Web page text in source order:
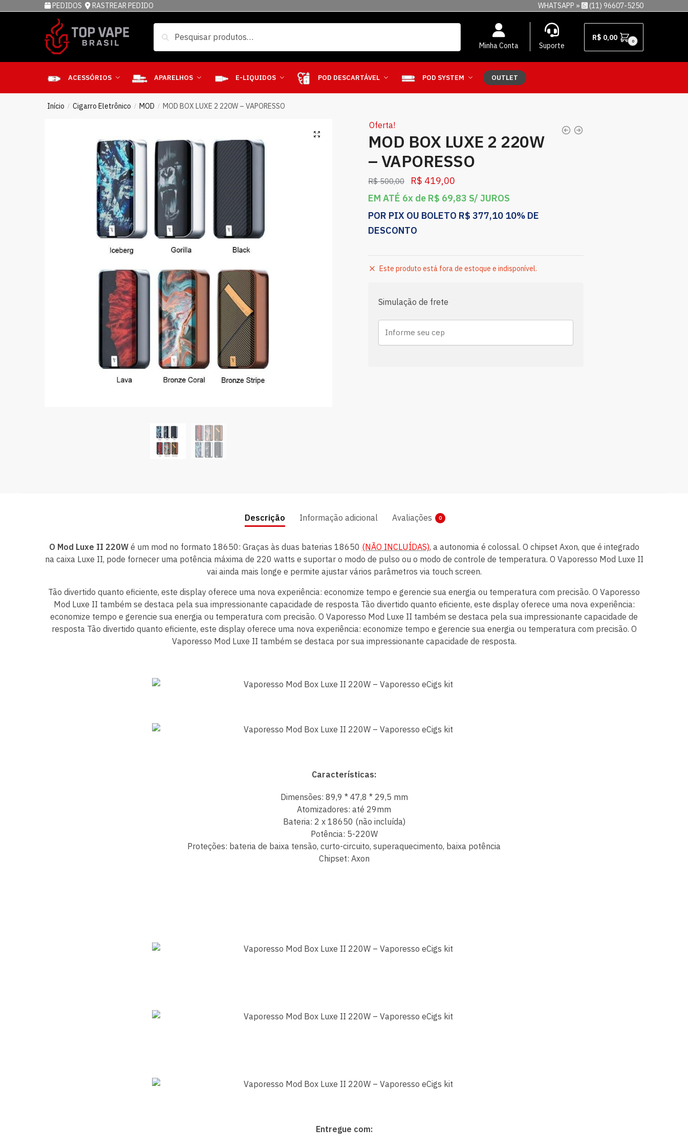
PEDIDOS RASTREAR PEDIDO WHATSAPP » (11) 96607-5250
Minha Conta Suporte
R$ 0,00 0
ACESSÓRIOS APARELHOS E-LIQUIDOS POD DESCARTÁVEL POD SYSTEM OUTLET
Início / Cigarro Eletrônico / MOD / MOD BOX LUXE 2 220W – VAPORESSO
Oferta!
MOD BOX LUXE 2 220W
– VAPORESSO
R$500,00 R$ 419,00
EM ATÉ 6x de R$ 69,83 S/ JUROS
POR PIX OU BOLETO R$ 377,10 10% DE
DESCONTO
Este produto está fora de estoque e indisponível.
Simulação de frete
Descrição Informação adicional Avaliações 0
O Mod Luxe II 220Wé um mod no formato 18650: Graças às duas baterias 18650 (NÃO INCLUÍDAS), a autonomia é colossal. O chipset Axon, que é integrado
na caixa Luxe II, pode fornecer uma potência máxima de 220 watts e suportar o modo de pulso ou o modo de controle de temperatura. O Vaporesso Mod Luxe II
vai ainda mais longe e permite ajustar vários parâmetros via touch screen.
Tão divertido quanto eficiente, este display oferece uma nova experiência: economize tempo e gerencie sua energia ou temperatura com precisão. O Vaporesso
Mod Luxe II também se destaca pela sua impressionante capacidade de resposta Tão divertido quanto eficiente, este display oferece uma nova experiência:
economize tempo e gerencie sua energia ou temperatura com precisão. O Vaporesso Mod Luxe II também se destaca pela sua impressionante capacidade de
resposta Tão divertido quanto eficiente, este display oferece uma nova experiência: economize tempo e gerencie sua energia ou temperatura com precisão. O
Vaporesso Mod Luxe II também se destaca por sua impressionante capacidade de resposta.
Características:
Dimensões: 89,9 * 47,8 * 29,5 mm
Atomizadores: até 29mm
Bateria: 2 x 18650 (não incluída)
Potência: 5-220W
Proteções: bateria de baixa tensão, curto-circuito, superaquecimento, baixa potência
Chipset: Axon
Entregue com: